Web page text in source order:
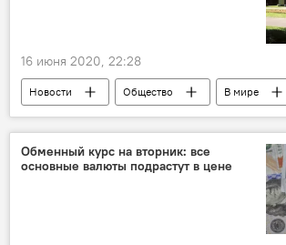
16 июня 2020, 22:28
Новости Общество
В мире
Россия
Коронавирус
Обменный курс на вторник: все
основные валюты подрастут в цене